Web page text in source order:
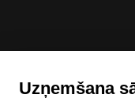
Uzņemšana